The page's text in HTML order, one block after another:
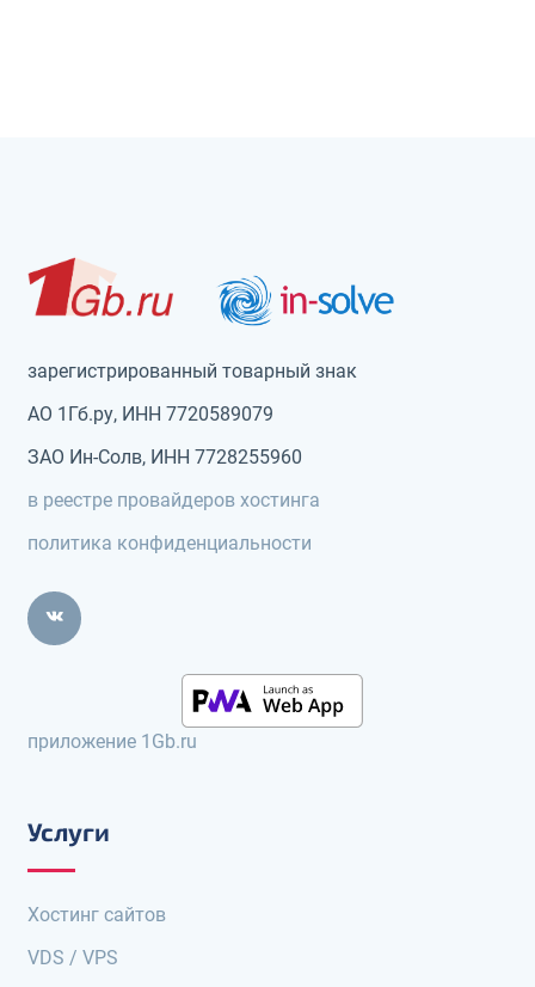
зарегистрированный товарный знак
АО 1Гб.ру, ИНН 7720589079
ЗАО Ин-Солв, ИНН 7728255960
в реестре провайдеров хостинга
политика конфиденциальности
приложение 1Gb.ru
Услуги
Хостинг сайтов
VDS / VPS